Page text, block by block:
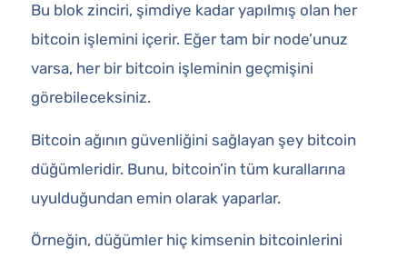
Bu blok zinciri, şimdiye kadar yapılmış olan her
bitcoin işlemini içerir. Eğer tam bir node’unuz
varsa, her bir bitcoin işleminin geçmişini
görebileceksiniz.
Bitcoin ağının güvenliğini sağlayan şey bitcoin
düğümleridir. Bunu, bitcoin’in tüm kurallarına
uyulduğundan emin olarak yaparlar.
Örneğin, düğümler hiç kimsenin bitcoinlerini